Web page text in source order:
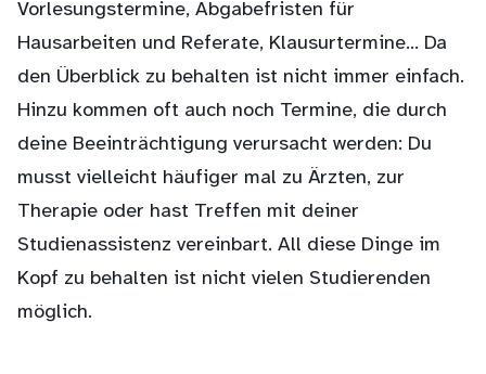
Vorlesungstermine, Abgabefristen für
Hausarbeiten und Referate, Klausurtermine… Da
den Überblick zu behalten ist nicht immer einfach.
Hinzu kommen oft auch noch Termine, die durch
deine Beeinträchtigung verursacht werden: Du
musst vielleicht häufiger mal zu Ärzten, zur
Therapie oder hast Treffen mit deiner
Studienassistenz vereinbart. All diese Dinge im
Kopf zu behalten ist nicht vielen Studierenden
möglich.